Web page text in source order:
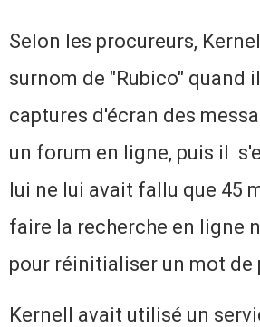
Selon les procureurs,
surnom de "Rubico" quand
captures d'écran des
un forum en ligne, puis il
lui ne lui avait fallu que 45
faire la recherche en ligne
pour réinitialiser un mot de
Kernell avait utilisé un